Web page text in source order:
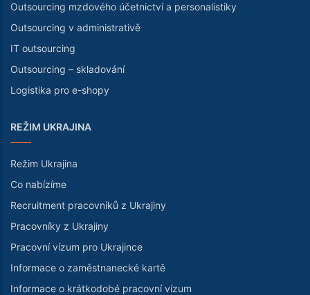
Outsourcing mzdového účetnictví a personalistiky
Outsourcing v administrativě
IT outsourcing
Outsourcing – skladování
Logistika pro e-shopy
REŽIM UKRAJINA
Režim Ukrajina
Co nabízíme
Recruitment pracovníků z Ukrajiny
Pracovníky z Ukrajiny
Pracovní vízum pro Ukrajince
Informace o zaměstnanecké kartě
Informace o krátkodobé pracovní vízum